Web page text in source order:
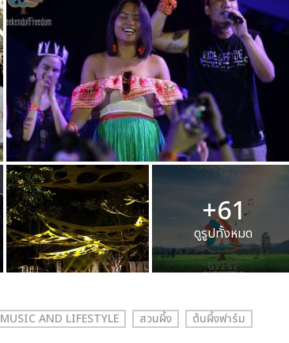
+61
ดูรูปทั้งหมด
MUSIC AND LIFESTYLE สวนผึ้ง
ต้นผึ้งฟาร์ม